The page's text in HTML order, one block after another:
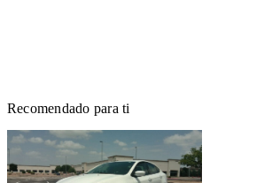
Recomendado para ti